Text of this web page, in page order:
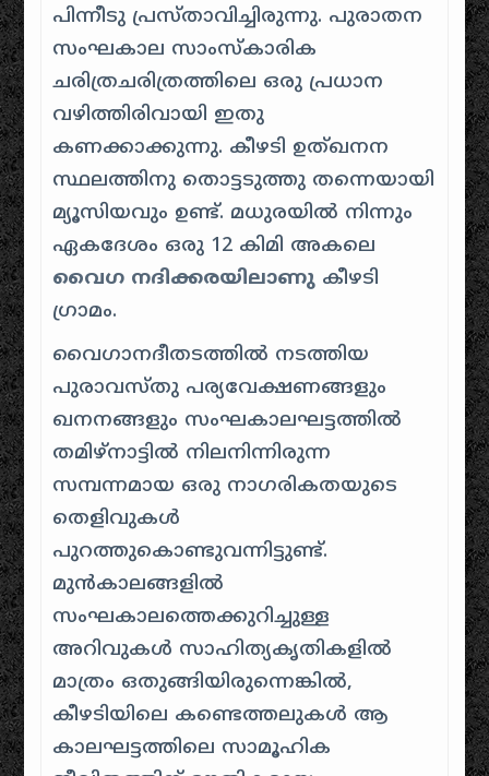
പിന്നീടു പ്രസ്താവിച്ചിരുന്നു. പുരാതന
സംഘകാല സാംസ്കാരിക
ചരിത്രചരിത്രത്തിലെ ഒരു പ്രധാന
വഴിത്തിരിവായി ഇതു
കണക്കാക്കുന്നു. കീഴടി ഉത്ഖനന
സ്ഥലത്തിനു തൊട്ടടുത്തു തന്നെയായി
മ്യൂസിയവും ഉണ്ട്. മധുരയിൽ നിന്നും
ഏകദേശം ഒരു 12 കിമി അകലെ
വൈഗ നദിക്കരയിലാണു കീഴടി
ഗ്രാമം.
വൈഗാനദീതടത്തിൽ നടത്തിയ
പുരാവസ്തു പര്യവേക്ഷണങ്ങളും
ഖനനങ്ങളും സംഘകാലഘട്ടത്തിൽ
തമിഴ്‌നാട്ടിൽ നിലനിന്നിരുന്ന
സമ്പന്നമായ ഒരു നാഗരികതയുടെ
തെളിവുകൾ
പുറത്തുകൊണ്ടുവന്നിട്ടുണ്ട്.
മുൻകാലങ്ങളിൽ
സംഘകാലത്തെക്കുറിച്ചുള്ള
അറിവുകൾ സാഹിത്യകൃതികളിൽ
മാത്രം ഒതുങ്ങിയിരുന്നെങ്കിൽ,
കീഴടിയിലെ കണ്ടെത്തലുകൾ ആ
കാലഘട്ടത്തിലെ സാമൂഹിക